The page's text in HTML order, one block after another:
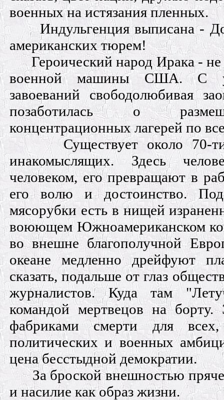
военных на истязания пленных.
Индульгенция выписана -
американских тюрем!
Героический народ Ирака -
военной машины США. С
завоеваний свободолюбивая
позаботилась о
концентрационных лагерей по
Существует около 70-
инакомыслящих. Здесь
человеком, его превращают в
его волю и достоинство.
мясорубки есть в нищей
воюющем Южноамериканском
во внешне благополучной
океане медленно дрейфуют
сказать, подальше от глаз
журналистов. Куда там
командой мертвецов на борту.
фабриками смерти для
политических и военных
цена бесстыдной демократии.
За броской внешностью
и насилие как образ жизни.